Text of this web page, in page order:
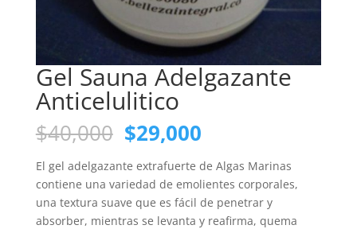
Gel Sauna Adelgazante
Anticelulitico
$40,000 El
precio
original
era:
$40,000.
$29,000El
actual
es:
$29,000.
El gel adelgazante extrafuerte de Algas Marinas
contiene una variedad de emolientes corporales,
una textura suave que es fácil de penetrar y
absorber, mientras se levanta y reafirma, quema